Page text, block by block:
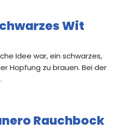
Wit
Idee war, ein schwarzes,
Hopfung zu brauen. Bei der
Rauchbock